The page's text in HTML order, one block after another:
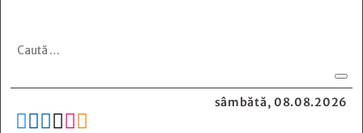
sâmbătă, 08.08.2026
     